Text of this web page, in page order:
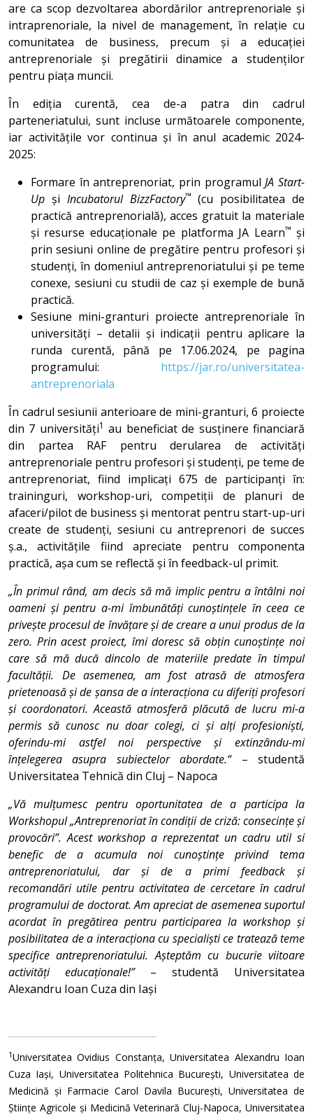
are ca scop dezvoltarea abordărilor antreprenoriale și
intraprenoriale, la nivel de management, în relație cu
comunitatea de business, precum și a educației
antreprenoriale și pregătirii dinamice a studenților
pentru piața muncii.
În ediția curentă, cea de-a patra din cadrul
parteneriatului, sunt incluse următoarele componente,
iar activitățile vor continua și în anul academic 2024-
2025:
Formare în antreprenoriat, prin programulJA Start-
Up și Incubatorul BizzFactory™ (cu posibilitatea de
practică antreprenorială), acces gratuit la materiale
și resurse educaționale pe platforma JA Learn™ și
prin sesiuni online de pregătire pentru profesori și
studenți, în domeniul antreprenoriatului și pe teme
conexe, sesiuni cu studii de caz și exemple de bună
practică.
Sesiune mini-granturi proiecte antreprenoriale în
universități – detalii și indicații pentru aplicare la
runda curentă, până pe 17.06.2024, pe pagina
programului: https://jar.ro/universitatea-
antreprenoriala
În cadrul sesiunii anterioare de mini-granturi, 6 proiecte
din 7 universități1 au beneficiat de susținere financiară
din partea RAF pentru derularea de activități
antreprenoriale pentru profesori și studenți, pe teme de
antreprenoriat, fiind implicați 675 de participanți în:
traininguri, workshop-uri, competiții de planuri de
afaceri/pilot de business și mentorat pentru start-up-uri
create de studenți, sesiuni cu antreprenori de succes
ș.a., activitățile fiind apreciate pentru componenta
practică, așa cum se reflectă și în feedback-ul primit.
„În primul rând, am decis să mă implic pentru a întâlni noi
oameni și pentru a-mi îmbunătăți cunoștințele în ceea ce
privește procesul de învățare și de creare a unui produs de la
zero. Prin acest proiect, îmi doresc să obțin cunoștințe noi
care să mă ducă dincolo de materiile predate în timpul
facultății. De asemenea, am fost atrasă de atmosfera
prietenoasă și de șansa de a interacționa cu diferiți profesori
și coordonatori. Această atmosferă plăcută de lucru mi-a
permis să cunosc nu doar colegi, ci și alți profesioniști,
oferindu-mi astfel noi perspective și extinzându-mi
înțelegerea asupra subiectelor abordate.“– studentă
Universitatea Tehnică din Cluj – Napoca
„Vă mulțumesc pentru oportunitatea de a participa la
Workshopul „Antreprenoriat în condiții de criză: consecințe și
provocări”. Acest workshop a reprezentat un cadru util si
benefic de a acumula noi cunoștințe privind tema
antreprenoriatului, dar și de a primi feedback și
recomandări utile pentru activitatea de cercetare în cadrul
programului de doctorat. Am apreciat de asemenea suportul
acordat în pregătirea pentru participarea la workshop și
posibilitatea de a interacționa cu specialiști ce tratează teme
specifice antreprenoriatului. Așteptăm cu bucurie viitoare
activități educaționale!”– studentă Universitatea
Alexandru Ioan Cuza din Iași
1Universitatea Ovidius Constanța, Universitatea Alexandru Ioan
Cuza Iași, Universitatea Politehnica București, Universitatea de
Medicină și Farmacie Carol Davila București, Universitatea de
Științe Agricole și Medicină Veterinară Cluj-Napoca, Universitatea